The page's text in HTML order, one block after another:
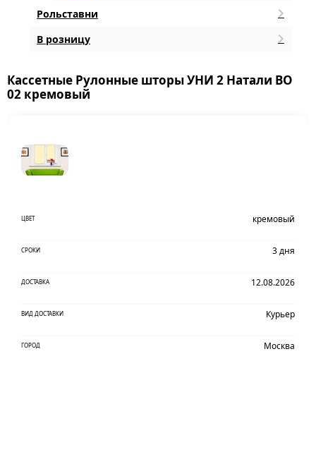
Рольставни
В розницу
Кассетные Рулонные шторы УНИ 2 Натали BO
02 кремовый
ЦВЕТ кремовый
СРОКИ 3 дня
ДОСТАВКА 12.08.2026
ВИД ДОСТАВКИ Курьер
ГОРОД Москва